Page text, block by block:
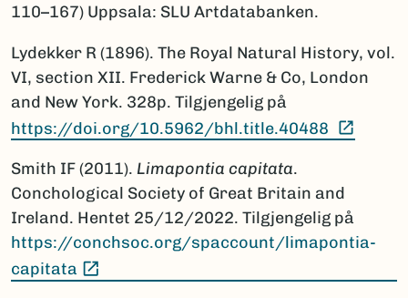
110–167) Uppsala: SLU Artdatabanken.
Lydekker R (1896). The Royal Natural History, vol.
VI, section XII. Frederick Warne & Co, London
and New York. 328p. Tilgjengelig på
https://doi.org/10.5962/bhl.title.40488
Smith IF (2011). Limapontia capitata.
Conchological Society of Great Britain and
Ireland. Hentet 25/12/2022. Tilgjengelig på
https://conchsoc.org/spaccount/limapontia-
capitata